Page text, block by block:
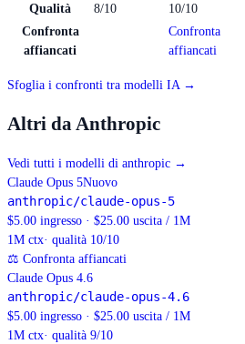
Qualità
8/10 10/10
Confronta
affiancati
Confronta
affiancati
Sfoglia i confronti tra modelli IA →
Altri da Anthropic
Vedi tutti i modelli di anthropic →
Claude Opus 5Nuovo
anthropic/claude-opus-5
$5.00 ingresso · $25.00 uscita / 1M
1M ctx· qualità 10/10
⚖ Confronta affiancati
Claude Opus 4.6
anthropic/claude-opus-4.6
$5.00 ingresso · $25.00 uscita / 1M
1M ctx· qualità 9/10